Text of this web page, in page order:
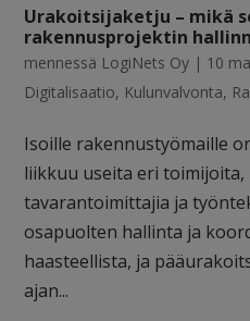
Urakoitsijaketju – mikä
rakennusprojektin
mennessä LogiNets Oy | 10
Digitalisaatio, Kulunvalvonta,
Isoille rakennustyömaille
liikkuu useita eri
tavarantoimittajia ja
osapuolten hallinta ja
haasteellista, ja
ajan...